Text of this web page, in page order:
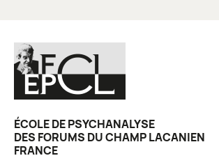
ÉCOLE DE PSYCHANALYSE
DES FORUMS DU CHAMP LACANIEN
FRANCE